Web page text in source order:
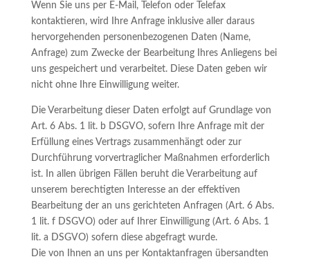
Wenn Sie uns per E-Mail, Telefon oder Telefax
kontaktieren, wird Ihre Anfrage inklusive aller daraus
hervorgehenden personenbezogenen Daten (Name,
Anfrage) zum Zwecke der Bearbeitung Ihres Anliegens bei
uns gespeichert und verarbeitet. Diese Daten geben wir
nicht ohne Ihre Einwilligung weiter.
Die Verarbeitung dieser Daten erfolgt auf Grundlage von
Art. 6 Abs. 1 lit. b DSGVO, sofern Ihre Anfrage mit der
Erfüllung eines Vertrags zusammenhängt oder zur
Durchführung vorvertraglicher Maßnahmen erforderlich
ist. In allen übrigen Fällen beruht die Verarbeitung auf
unserem berechtigten Interesse an der effektiven
Bearbeitung der an uns gerichteten Anfragen (Art. 6 Abs.
1 lit. f DSGVO) oder auf Ihrer Einwilligung (Art. 6 Abs. 1
lit. a DSGVO) sofern diese abgefragt wurde.
Die von Ihnen an uns per Kontaktanfragen übersandten